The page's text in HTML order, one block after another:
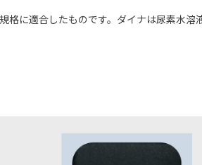
格に適合したものです。ダイナは尿素水溶